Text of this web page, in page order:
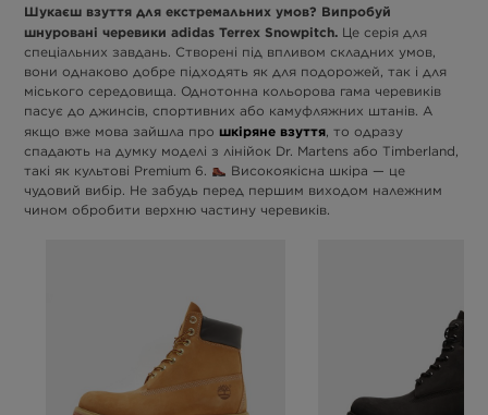
Шукаєш взуття для екстремальних умов? Випробуй
шнуровані черевики adidas Terrex Snowpitch. Це серія для
спеціальних завдань. Створені під впливом складних умов,
вони однаково добре підходять як для подорожей, так і для
міського середовища. Однотонна кольорова гама черевиків
пасує до джинсів, спортивних або камуфляжних штанів. А
якщо вже мова зайшла про шкіряне взуття, то одразу
спадають на думку моделі з лінійок Dr. Martens або Timberland,
такі як культові Premium 6.
Високоякісна шкіра — це
чудовий вибір. Не забудь перед першим виходом належним
чином обробити верхню частину черевиків.